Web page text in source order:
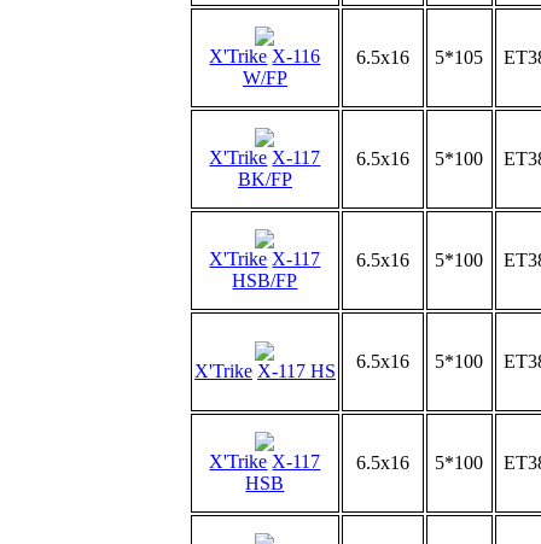
X'Trike X-116
W/FP
6.5x16 5*105
X'Trike X-117
BK/FP
6.5x16 5*100
X'Trike X-117
HSB/FP
6.5x16 5*100
X'Trike X-117 HS 6.5x16 5*100
X'Trike X-117
HSB
6.5x16 5*100